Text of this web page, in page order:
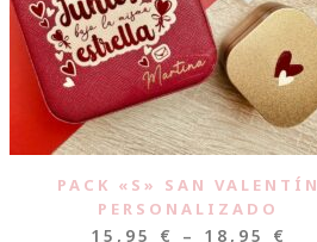
PACK «S» SAN VALENTÍN
PERSONALIZADO
15,95 € – 18,95 €